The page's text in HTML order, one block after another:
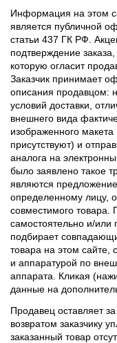
Информация на этом
является публичной
статьи 437 ГК РФ.
подтверждение
которую огласит
Заказчик принимает
описания продавцом:
условий доставки,
внешнего вида
изображенного макета
присутствуют) и
аналога на
было заявлено такое
являются
определенному лицу,
совместимого товара.
самостоятельно и/или
подбирает
товара на этом сайте,
и аппаратурой по
аппарата. Кликая
данные на
Продавец оставляет
возвратом заказчику
заказанный товар